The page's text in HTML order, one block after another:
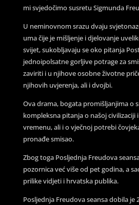
mi svjedočimo susretu Sigmunda
U neminovnom srazu dvaju
uma čije je mišljenje i djelovanje
svijet, sukobljavaju se oko pitanja
jednoipolsatne gorljive potrage za
zaviriti i u njihove osobne životne
njihovih uvjerenja, ali i dvojbi.
Ova drama, bogata promišljanjima o
kompleksna pitanja o našoj civilizaciji
vremenu, ali i o vječnoj potrebi
pronađe smisao.
Zbog toga Posljednja Freudova
pozornica već više od pet godina, a
prilike vidjeti i hrvatska publika.
Posljednja Freudova seansa dobila je